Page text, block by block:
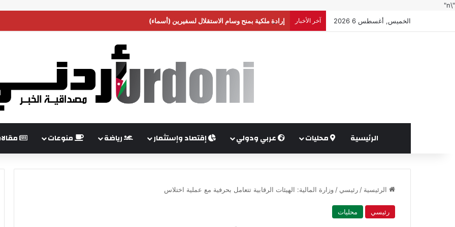
"\n"
الخميس, أغسطس 6 2026
آخر الأخبار إرادة ملكية بمنح وسام الاستقلال لسفيرين (أسماء)
الرئيسية محليات عربي ودولي إقتصاد وإستثمار رياضة منوعات
الرئيسية / رئيسي / وزارة المالية: الهيئات الرقابية تتعامل بحرفية مع عملية اختلاس
رئيسي محليات